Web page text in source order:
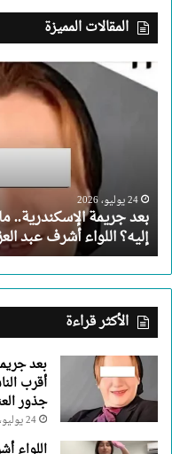
المقالات المميزة
بعد
جريمة
لقتل
أقرب
الناس
إليه؟
اللواء
أشرف
عبد
العزيز
جذور
العنف
الأسري
24 يوليو، 2026
بعد جريمة الإسكندرية..
إليه؟ اللواء أشرف عبد
الأكثر قراءة
بعد
أقرب
جذور
24 يوليو، 2026